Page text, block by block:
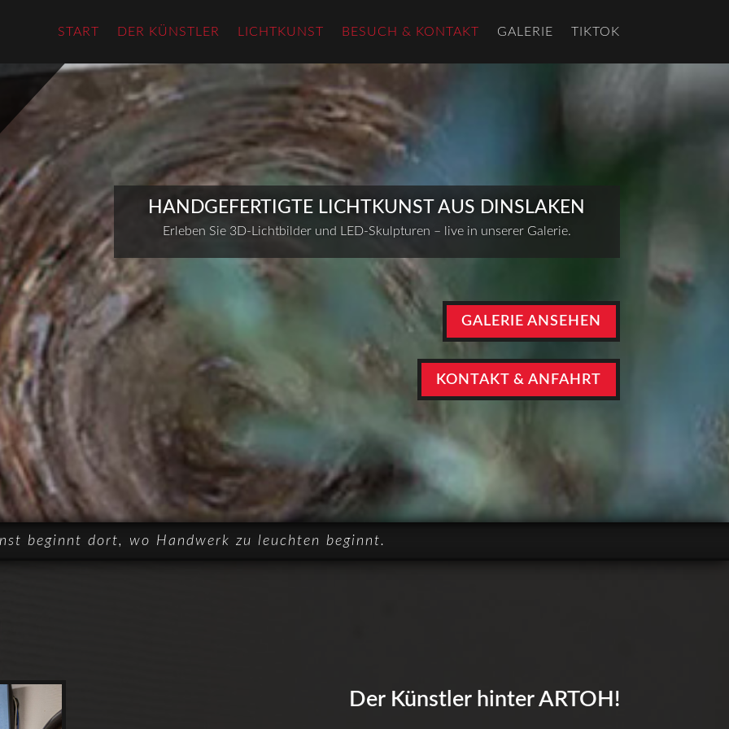
START DER KÜNSTLER LICHTKUNST BESUCH & KONTAKT GALERIE TIKTOK
HANDGEFERTIGTE LICHTKUNST AUS DINSLAKEN
Erleben Sie 3D-Lichtbilder und LED-Skulpturen – live in unserer Galerie.
GALERIE ANSEHEN
KONTAKT & ANFAHRT
beginnt dort, wo Handwerk zu leuchten beginnt.
Der Künstler hinter ARTOH!